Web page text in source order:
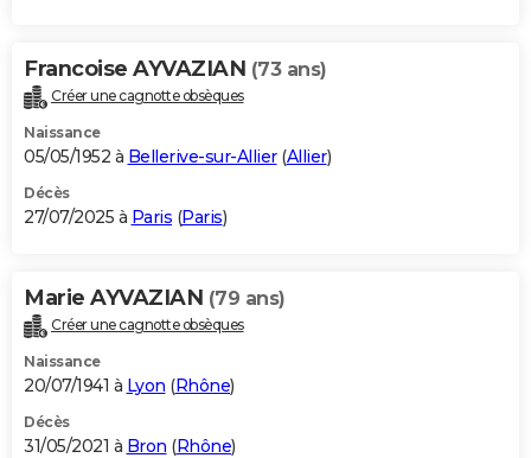
Carte de Noël
Carte Bonne année
Carte Saint-Valentin
Carte Pâques
Carte d'anniversaire
DICTIONNAIRE
Dictionnaire
Biographies
Citations
Expressions
Proverbes
PROGRAMME TV
S'inscrire
Se connecter
Lycées
Collèges
Primaires
Universités
Entreprises
Service militaire
Avis de recherche
AVIS DE DÉCÈS
Bricolage
Lifestyle
Culture
Sport
Auto
Television
Voyage
Cinema
Francoise AYVAZIAN (73 ans)
Créer une cagnotte obsèques
Naissance
05/05/1952 à Bellerive-sur-Allier(Allier)
Décès
27/07/2025 à Paris (Paris)
Marie AYVAZIAN (79 ans)
Créer une cagnotte obsèques
Naissance
20/07/1941 à Lyon (Rhône)
Décès
31/05/2021 à Bron (Rhône)